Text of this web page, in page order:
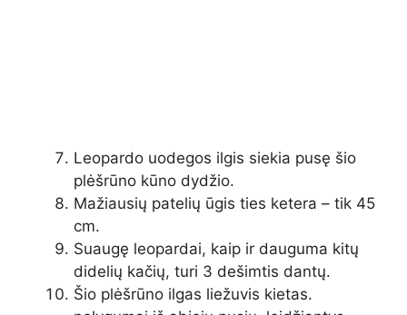
Leopardo uodegos ilgis siekia pusę šio
plėšrūno kūno dydžio.
Mažiausių patelių ūgis ties ketera – tik 45
cm.
Suaugę leopardai, kaip ir dauguma kitų
didelių kačių, turi 3 dešimtis dantų.
Šio plėšrūno ilgas liežuvis kietas.